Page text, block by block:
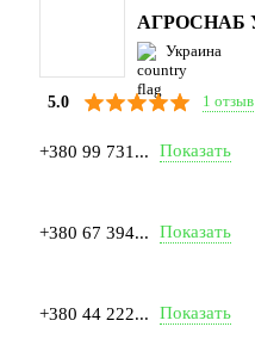
Украина
5.0 1 отзыв
+380 99 731... Показать
+380 67 394... Показать
+380 44 222... Показать